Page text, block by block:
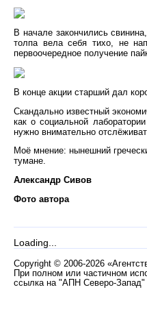
В начале закончились
толпа вела себя тихо, не
первоочередное получение
В конце акции старший дал
Скандально известный
как о социальной
нужно внимательно
Моё мнение: нынешний
тумане.
Александр Сивов
Фото автора
Loading...
Copyright © 2006-2026
При полном или частичном
ссылка на "АПН Северо-Запад"